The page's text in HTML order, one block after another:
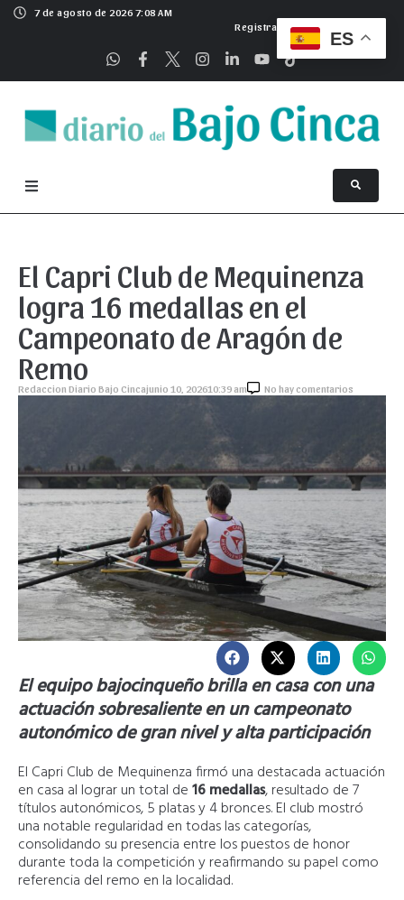
7 de agosto de 2026 7:08 AM
Registrarse
El Capri Club de Mequinenza
logra 16 medallas en el
Campeonato de Aragón de
Remo
Redaccion Diario Bajo Cincajunio 10, 202610:39 am No hay comentarios
El equipo bajocinqueño brilla en casa con una
actuación sobresaliente en un campeonato
autonómico de gran nivel y alta participación
El Capri Club de Mequinenza firmó una destacada actuación
en casa al lograr un total de16 medallas, resultado de 7
títulos autonómicos, 5 platas y 4 bronces. El club mostró
una notable regularidad en todas las categorías,
consolidando su presencia entre los puestos de honor
durante toda la competición y reafirmando su papel como
referencia del remo en la localidad.
ES